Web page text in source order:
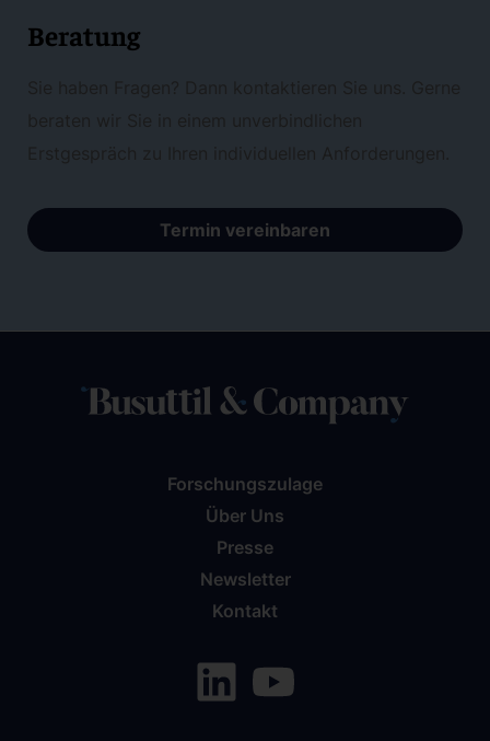
Beratung
Termin vereinbaren
Forschungszulage
Über Uns
Presse
Newsletter
Kontakt